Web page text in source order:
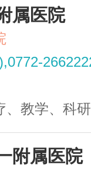
属医院
、科研、预防、
附属医院